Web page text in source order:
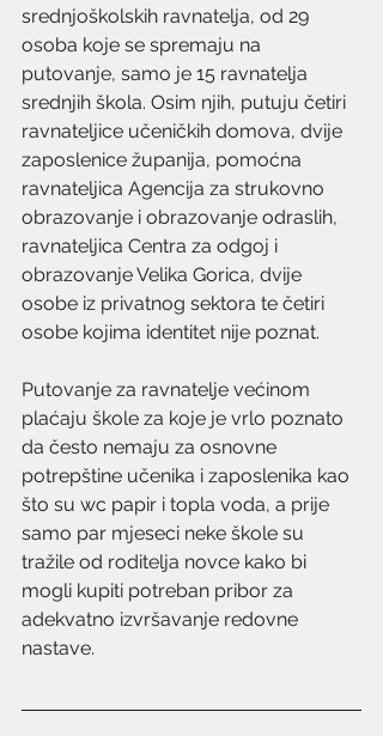
srednjoškolskih ravnatelja, od 29
osoba koje se spremaju na
putovanje, samo je 15 ravnatelja
srednjih škola. Osim njih, putuju četiri
ravnateljice učeničkih domova, dvije
zaposlenice županija, pomoćna
ravnateljica Agencija za strukovno
obrazovanje i obrazovanje odraslih,
ravnateljica Centra za odgoj i
obrazovanje Velika Gorica, dvije
osobe iz privatnog sektora te četiri
osobe kojima identitet nije poznat.
Putovanje za ravnatelje većinom
plaćaju škole za koje je vrlo poznato
da često nemaju za osnovne
potrepštine učenika i zaposlenika kao
što su wc papir i topla voda, a prije
samo par mjeseci neke škole su
tražile od roditelja novce kako bi
mogli kupiti potreban pribor za
adekvatno izvršavanje redovne
nastave.